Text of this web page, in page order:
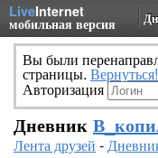
LiveInternet
мобильная версия
Вы были
страницы. Вернуться!
Авторизация
Дневник
Лента друзей -